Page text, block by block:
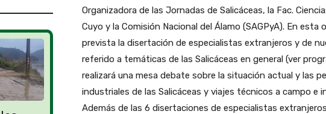
Organizadora de las Jornadas de Salicáceas, la Fac.
Cuyo y la Comisión Nacional del Álamo (SAGPyA). En
prevista la disertación de especialistas extranjeros y de
referido a temáticas de las Salicáceas en general (ver
realizará una mesa debate sobre la situación actual y las
industriales de las Salicáceas y viajes técnicos a campo e
Además de las 6 disertaciones de especialistas